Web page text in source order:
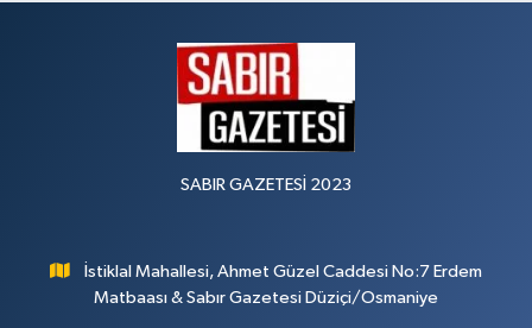
SABIR GAZETESİ 2023
İstiklal Mahallesi, Ahmet Güzel Caddesi No:7 Erdem
Matbaası & Sabır Gazetesi Düziçi/Osmaniye